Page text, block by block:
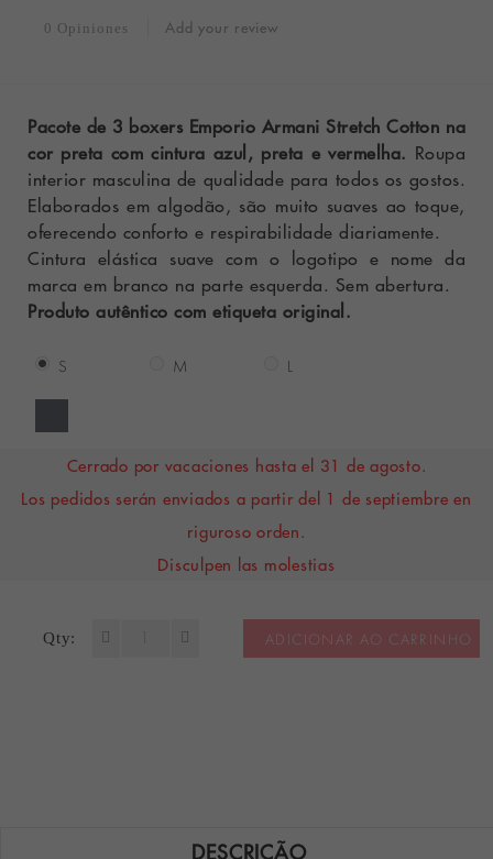
0 Opiniones Add your review
Pacote de 3 boxers Emporio Armani Stretch Cotton na
cor preta com cintura azul, preta e vermelha. Roupa
interior masculina de qualidade para todos os gostos.
Elaborados em algodão, são muito suaves ao toque,
oferecendo conforto e respirabilidade diariamente.
Cintura elástica suave com o logotipo e nome da
marca em branco na parte esquerda. Sem abertura.
Produto autêntico com etiqueta original.
S M L
Cerrado por vacaciones hasta el 31 de agosto.
Los pedidos serán enviados a partir del 1 de septiembre en
riguroso orden.
Disculpen las molestias
Qty: ADICIONAR AO CARRINHO
DESCRIÇÃO